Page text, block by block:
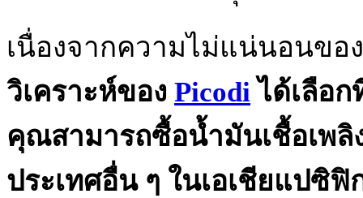
เนื่องจากความไม่แน่นอนขอ
วิเคราะห์ของ Picodi ได้เลือก
คุณสามารถซื้อน้ำมันเชื้อเพลิ
ประเทศอื่น ๆ ในเอเชียแปซิฟิ